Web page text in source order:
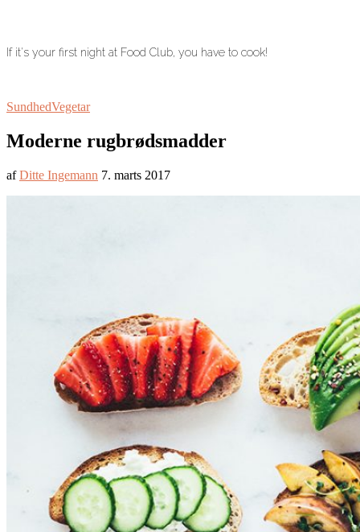
If it's your first night at Food Club, you have to cook!
SundhedVegetar
Moderne rugbrødsmadder
afDitte Ingemann 7. marts 2017